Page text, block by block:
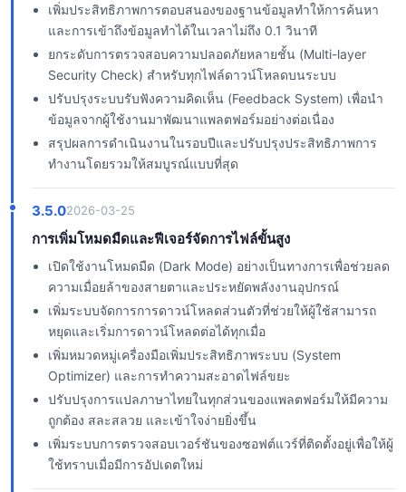
เพิ่มประสิทธิภาพการตอบสนองของฐานข้อมูลทำให้การค้นหา
และการเข้าถึงข้อมูลทำได้ในเวลาไม่ถึง 0.1 วินาที
ยกระดับการตรวจสอบความปลอดภัยหลายชั้น (Multi-layer
Security Check) สำหรับทุกไฟล์ดาวน์โหลดบนระบบ
ปรับปรุงระบบรับฟังความคิดเห็น (Feedback System) เพื่อนำ
ข้อมูลจากผู้ใช้งานมาพัฒนาแพลตฟอร์มอย่างต่อเนื่อง
สรุปผลการดำเนินงานในรอบปีและปรับปรุงประสิทธิภาพการ
ทำงานโดยรวมให้สมบูรณ์แบบที่สุด
3.5.02026-03-25
การเพิ่มโหมดมืดและฟีเจอร์จัดการไฟล์ขั้นสูง
เปิดใช้งานโหมดมืด (Dark Mode) อย่างเป็นทางการเพื่อช่วยลด
ความเมื่อยล้าของสายตาและประหยัดพลังงานอุปกรณ์
เพิ่มระบบจัดการการดาวน์โหลดส่วนตัวที่ช่วยให้ผู้ใช้สามารถ
หยุดและเริ่มการดาวน์โหลดต่อได้ทุกเมื่อ
เพิ่มหมวดหมู่เครื่องมือเพิ่มประสิทธิภาพระบบ (System
Optimizer) และการทำความสะอาดไฟล์ขยะ
ปรับปรุงการแปลภาษาไทยในทุกส่วนของแพลตฟอร์มให้มีความ
ถูกต้อง สละสลวย และเข้าใจง่ายยิ่งขึ้น
เพิ่มระบบการตรวจสอบเวอร์ชันของซอฟต์แวร์ที่ติดตั้งอยู่เพื่อให้ผู้
ใช้ทราบเมื่อมีการอัปเดตใหม่